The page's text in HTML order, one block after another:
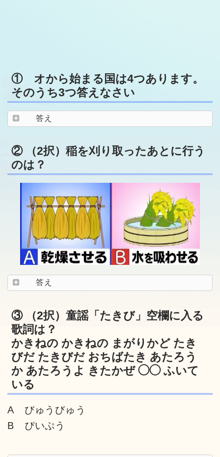
① オから始まる国は4つあります。
そのうち3つ答えなさい
答え
② （2択）稲を刈り取ったあとに行う
のは？
答え
③ （2択）童謡「たきび」空欄に入る
歌詞は？
かきねの かきねの まがりかど たき
びだ たきびだ おちばたき あたろう
か あたろうよ きたかぜ ◯◯ ふいて
いる
A びゅうびゅう
B ぴいぷう